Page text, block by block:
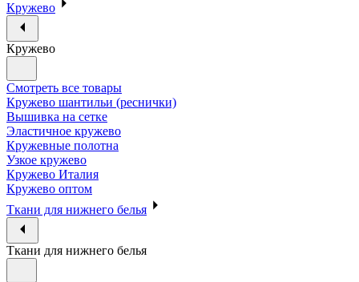
Кружево
Кружево
Смотреть все товары
Кружево шантильи (реснички)
Вышивка на сетке
Эластичное кружево
Кружевные полотна
Узкое кружево
Кружево Италия
Кружево оптом
Ткани для нижнего белья
Ткани для нижнего белья